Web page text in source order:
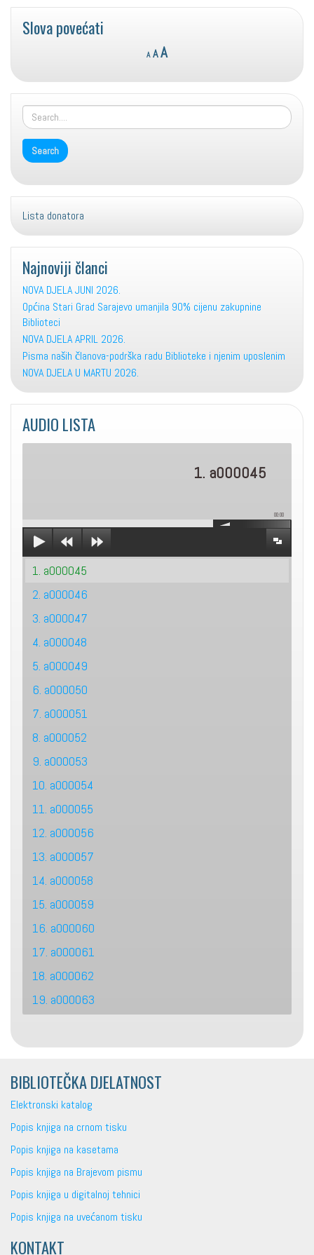
Slova povećati
A
Decrease
font
A Reset
size.
AIncrease
size.
Lista donatora
Najnoviji članci
NOVA DJELA JUNI 2026.
Općina Stari Grad Sarajevo umanjila 90% cijenu zakupnine
Biblioteci
NOVA DJELA APRIL 2026.
Pisma naših članova-podrška radu Biblioteke i njenim uposlenim
NOVA DJELA U MARTU 2026.
AUDIO LISTA
1. a000045
00:00
1. a000045
2. a000046
3. a000047
4. a000048
5. a000049
6. a000050
7. a000051
8. a000052
9. a000053
10. a000054
11. a000055
12. a000056
13. a000057
14. a000058
15. a000059
16. a000060
17. a000061
18. a000062
19. a000063
BIBLIOTEČKA DJELATNOST
Elektronski katalog
Popis knjiga na crnom tisku
Popis knjiga na kasetama
Popis knjiga na Brajevom pismu
Popis knjiga u digitalnoj tehnici
Popis knjiga na uvećanom tisku
KONTAKT